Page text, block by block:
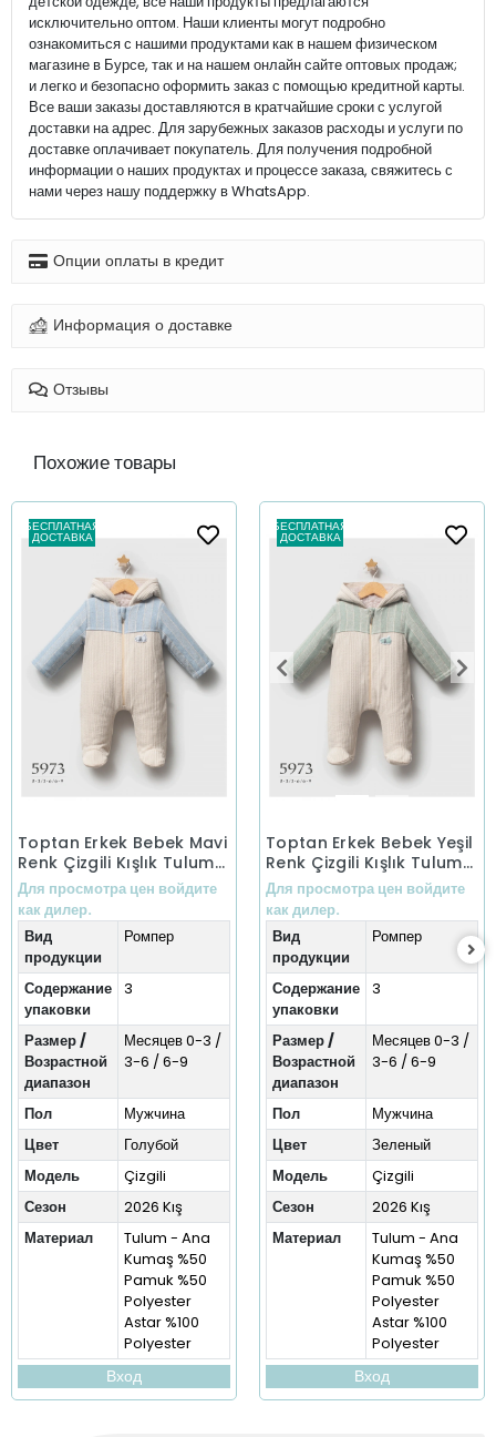
исключительно оптом. Наши клиенты могут подробно
ознакомиться с нашими продуктами как в нашем физическом
магазине в Бурсе, так и на нашем онлайн сайте оптовых продаж;
и легко и безопасно оформить заказ с помощью кредитной карты.
Все ваши заказы доставляются в кратчайшие сроки с услугой
доставки на адрес. Для зарубежных заказов расходы и услуги по
доставке оплачивает покупатель. Для получения подробной
информации о наших продуктах и процессе заказа, свяжитесь с
нами через нашу поддержку в WhatsApp.
Опции оплаты в кредит
Информация о доставке
Отзывы
Похожие товары
БЕСПЛАТНАЯ
ДОСТАВКА
Toptan Erkek Bebek Mavi
Renk Çizgili Kışlık Tulum
(0-9 Ay)
Для просмотра цен войдите
как дилер.
Вид
продукции
Ромпер
Содержание
упаковки
3
Размер /
Возрастной
диапазон
Месяцев 0-3 /
3-6 / 6-9
Пол
Мужчина
Цвет
Голубой
Модель
Çizgili
Сезон
2026 Kış
Материал
Tulum - Ana
Kumaş %50
Pamuk %50
Polyester
Astar %100
Polyester
Вход
БЕСПЛАТНАЯ
ДОСТАВКА
Toptan Erkek Bebek Yeşil
Renk Çizgili Kışlık Tulum
(0-9 Ay)
Для просмотра цен войдите
как дилер.
Вид
продукции
Ромпер
Содержание
упаковки
3
Размер /
Возрастной
диапазон
Месяцев 0-3 /
3-6 / 6-9
Пол
Мужчина
Цвет
Зеленый
Модель
Çizgili
Сезон
2026 Kış
Материал
Tulum - Ana
Kumaş %50
Pamuk %50
Polyester
Astar %100
Polyester
Вход